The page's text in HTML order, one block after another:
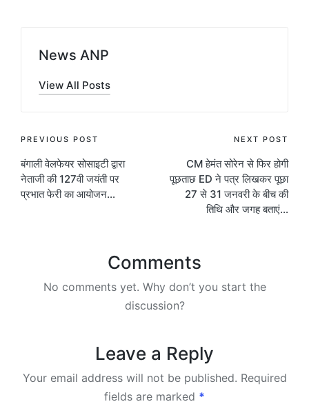
News ANP
View All Posts
Post
navigation
PREVIOUS POST
बंगाली वेलफेयर सोसाइटी द्वारा
नेताजी की 127वी जयंती पर
प्रभात फेरी का आयोजन…
NEXT POST
CM हेमंत सोरेन से फिर होगी
पूछताछ ED ने पत्र लिखकर पूछा
27 से 31 जनवरी के बीच की
तिथि और जगह बताएं…
Comments
No comments yet. Why don’t you start the
discussion?
Leave a Reply
Your email address will not be published. Required
fields are marked *